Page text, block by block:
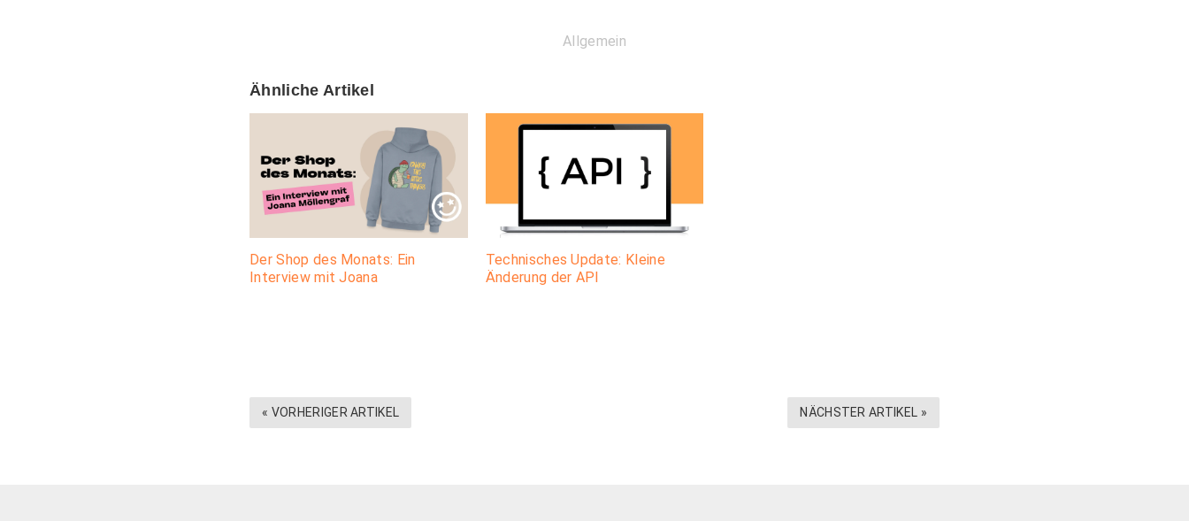
Allgemein
Ähnliche Artikel
Der Shop des Monats: Ein
Interview mit Joana
Technisches Update: Kleine
Änderung der API
NÄCHSTER ARTIKEL »
« VORHERIGER ARTIKEL